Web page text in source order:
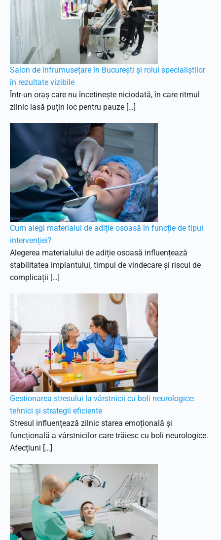
Salon de înfrumusețare în București și rolul specialiștilor
în rezultate vizibile
Într-un oraș care nu încetinește niciodată, în care ritmul
zilnic lasă puțin loc pentru pauze […]
Cum alegi materialul de adiție osoasă în funcție de tipul
intervenției?
Alegerea materialului de adiție osoasă influențează
stabilitatea implantului, timpul de vindecare și riscul de
complicații […]
Gestionarea stresului la vârstnicii cu boli neurologice:
tehnici și strategii eficiente
Stresul influențează zilnic starea emoțională și
funcțională a vârstnicilor care trăiesc cu boli neurologice.
Afecțiuni […]